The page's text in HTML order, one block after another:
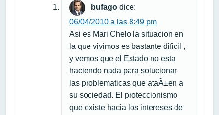
bufago dice:
06/04/2010 a las 8:49 pm
Asi es Mari Chelo la situacion en
la que vivimos es bastante dificil ,
y vemos que el Estado no esta
haciendo nada para solucionar
las problematicas que ataÃ±en a
su sociedad. El proteccionismo
que existe hacia los intereses de